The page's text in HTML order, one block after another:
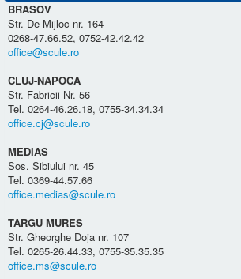
BRASOV
Str. De Mijloc nr. 164
0268-47.66.52, 0752-42.42.42
office@scule.ro
CLUJ-NAPOCA
Str. Fabricii Nr. 56
Tel. 0264-46.26.18, 0755-34.34.34
office.cj@scule.ro
MEDIAS
Sos. Sibiului nr. 45
Tel. 0369-44.57.66
office.medias@scule.ro
TARGU MURES
Str. Gheorghe Doja nr. 107
Tel. 0265-26.44.33, 0755-35.35.35
office.ms@scule.ro